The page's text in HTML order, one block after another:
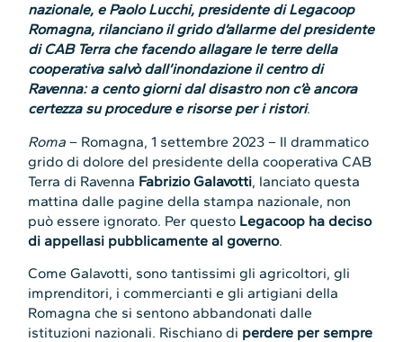
nazionale, e Paolo Lucchi, presidente di Legacoop
Romagna, rilanciano il grido d’allarme del presidente
di CAB Terra che facendo allagare le terre della
cooperativa salvò dall’inondazione il centro di
Ravenna: a cento giorni dal disastro non c’è ancora
certezza su procedure e risorse per i ristori.
Roma– Romagna, 1 settembre 2023 – Il drammatico
grido di dolore del presidente della cooperativa CAB
Terra di Ravenna Fabrizio Galavotti, lanciato questa
mattina dalle pagine della stampa nazionale, non
può essere ignorato. Per questo Legacoop ha deciso
di appellasi pubblicamente al governo.
Come Galavotti, sono tantissimi gli agricoltori, gli
imprenditori, i commercianti e gli artigiani della
Romagna che si sentono abbandonati dalle
istituzioni nazionali. Rischiano di perdere per sempre